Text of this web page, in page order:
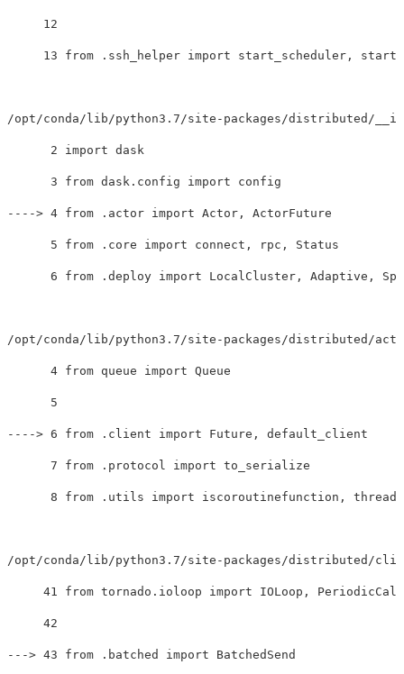
     12
13 from .ssh_helper import start_scheduler,
/opt/conda/lib/python3.7/site-packages/distributed/
      2 import dask
----> 4 from .actor import Actor, ActorFuture
      5 from .core import connect, rpc, Status
6 from .deploy import LocalCluster, Adaptive,
/opt/conda/lib/python3.7/site-packages/distributed/
      4 from queue import Queue
----> 6 from .client import Future, default_client
      7 from .protocol import to_serialize
8 from .utils import iscoroutinefunction,
/opt/conda/lib/python3.7/site-packages/distributed/
41 from tornado.ioloop import IOLoop,
---> 43 from .batched import BatchedSend